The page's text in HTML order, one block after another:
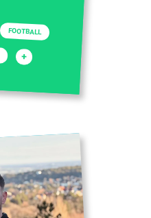
FOOTBALL
+